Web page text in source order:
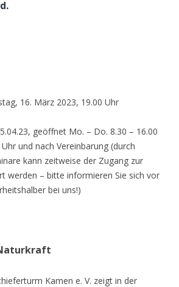
16. März 2023, 19.00 Uhr
geöffnet Mo. – Do. 8.30 – 16.00
und nach Vereinbarung (durch
kann zeitweise der Zugang zur
werden – bitte informieren Sie sich vor
bei uns!)
Kamen e. V. zeigt in der